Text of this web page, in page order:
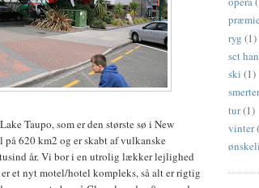
Taupo, som er den største sø i New
på 620 km2 og er skabt af vulkanske
år. Vi bor i en utrolig lækker lejlighed
et nyt motel/hotel kompleks, så alt er rigtig
ryg (1)
sct
ski (1)
smerter
tur(1)
vinter